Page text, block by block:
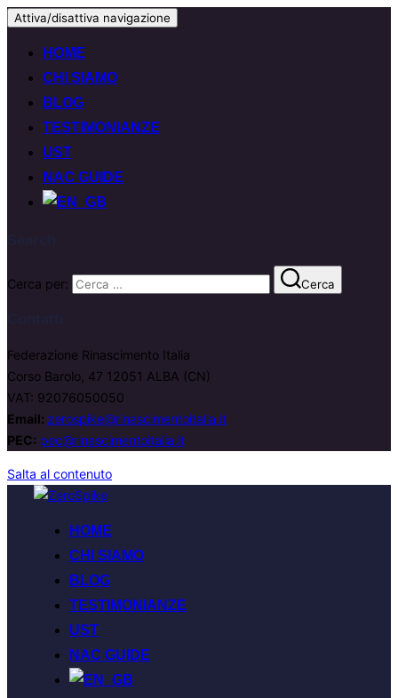
Attiva/disattiva navigazione
HOME
CHI SIAMO
BLOG
TESTIMONIANZE
UST
NAC GUIDE
Cerca per: Cerca
Federazione Rinascimento Italia
Corso Barolo, 47 12051 ALBA (CN)
VAT: 92076050050
Email: zerospike@rinascimentoitalia.it
PEC: pec@rinascimentoitalia.it
Salta al contenuto
HOME
CHI SIAMO
BLOG
TESTIMONIANZE
UST
NAC GUIDE